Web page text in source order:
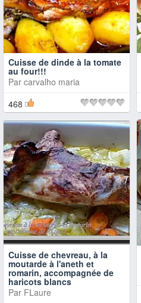
Cuisse de dinde à la tomate
au four!!!
Par carvalho maria
468
Cuisse de chevreau, à la
moutarde à l'aneth et
romarin, accompagnée de
haricots blancs
Par FLaure